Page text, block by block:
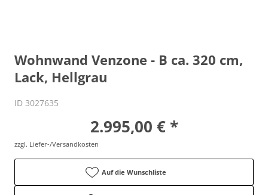
Wohnwand Venzone - B ca. 320 cm,
Lack, Hellgrau
ID 3027635
2.995,00 € *
zzgl. Liefer-/Versandkosten
Auf die Wunschliste